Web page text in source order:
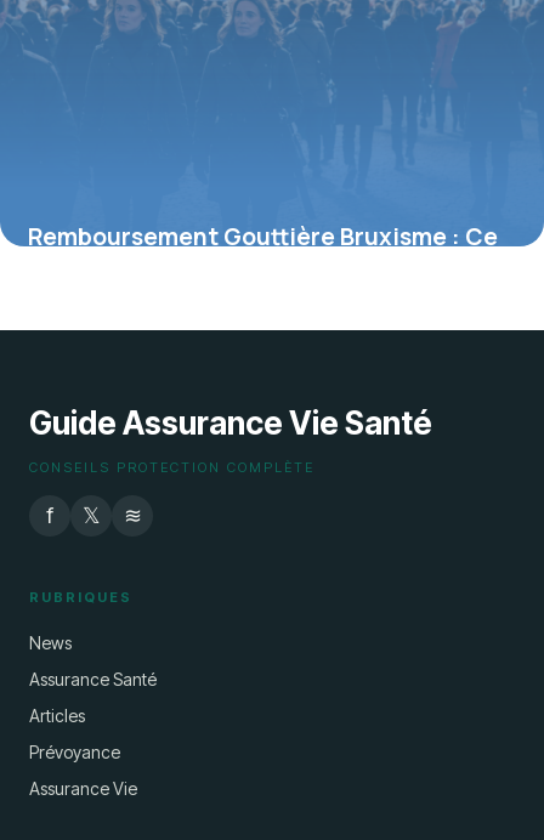
Remboursement Gouttière Bruxisme : Ce
Guide Assurance Vie Santé
CONSEILS PROTECTION COMPLÈTE
f 𝕏 ≋
RUBRIQUES
News
Assurance Santé
Articles
Prévoyance
Assurance Vie